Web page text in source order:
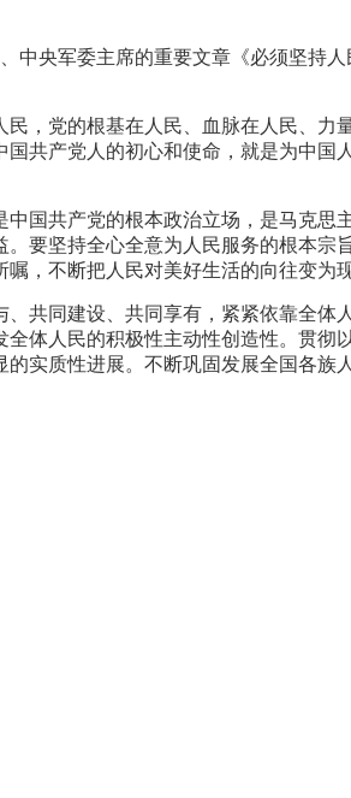
央军委主席的重要文章《必须坚持人
，党的根基在人民、血脉在人民、力
共产党人的初心和使命，就是为中国
国共产党的根本政治立场，是马克思
要坚持全心全意为人民服务的根本
，不断把人民对美好生活的向往变为现
共同建设、共同享有，紧紧依靠全体
体人民的积极性主动性创造性。贯彻
实质性进展。不断巩固发展全国各族